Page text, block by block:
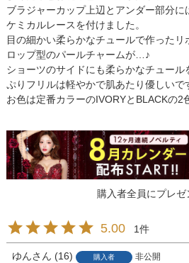
ブラジャーカップ上辺とアンダー部分
ケミカルレースを付けました。
目の細かい柔らかなチュールで作ったリ
ロップ型のパールチャームが…♪
ショーツのサイドにも柔らかなチュール
ぷりフリルは軽やかで肌あたり優しいで
お色は定番カラーのIVORYとBLACKの2
購入者全員にプレゼ
5.00 1
ゆん 16 購入者 非公開